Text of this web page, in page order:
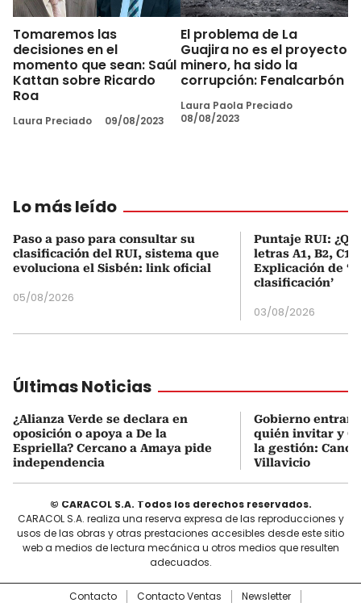
Tomaremos las
decisiones en el
momento que sean: Saúl
Kattan sobre Ricardo
Roa
Laura Preciado 09/08/2023
El problema de La
Guajira no es el proyecto
minero, ha sido la
corrupción: Fenalcarbón
Laura Paola Preciado
08/08/2023
Lo más leído
Paso a paso para consultar su
clasificación del RUI, sistema que
evoluciona el Sisbén: link oficial
05/08/2026
Puntaje RUI:
letras A1, B2, C1
Explicación de
clasificación’
03/08/2026
Últimas Noticias
¿Alianza Verde se declara en
oposición o apoya a De la
Espriella? Cercano a Amaya pide
independencia
Gobierno
quién invitar y
la gestión:
Villavicio
© CARACOL S.A. Todos los derechos reservados.
CARACOL S.A. realiza una reserva expresa de las reproducciones y
usos de las obras y otras prestaciones accesibles desde este sitio
web a medios de lectura mecánica u otros medios que resulten
adecuados.
Contacto Contacto Ventas Newsletter